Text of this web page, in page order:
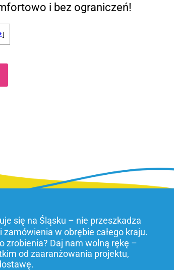
i bez ograniczeń!
]
się na Śląsku – nie przeszkadza
w obrębie całego kraju.
zrobienia? Daj nam wolną rękę –
od zaaranżowania projektu,